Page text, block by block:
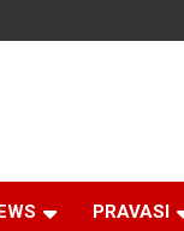
PRAVASI